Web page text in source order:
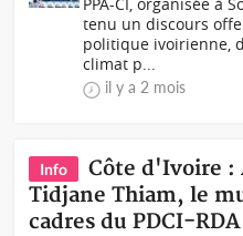
tenu un discours
politique ivoirienne,
climat p...
il y a 2 mois
Info
Côte d'Ivoire :
Tidjane Thiam, le
cadres du PDCI-